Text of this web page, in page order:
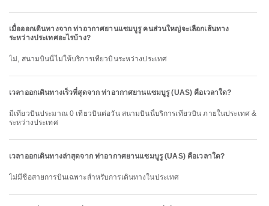
เมื่อออกเดินทางจาก ท่าอากาศยานแซมบูรู คนส่วนใหญ่จะเลือกเส้นทาง
ระหว่างประเทศอะไรบ้าง?
ไม่, สนามบินนี้ไม่ให้บริการเที่ยวบินระหว่างประเทศ
เวลาออกเดินทางเร็วที่สุดจาก ท่าอากาศยานแซมบูรู (UAS) คือเวลาใด?
มีเที่ยวบินประมาณ 0 เที่ยวบินต่อวัน สนามบินนี้บริการเที่ยวบิน ภายในประเทศ &
ระหว่างประเทศ
เวลาออกเดินทางล่าสุดจาก ท่าอากาศยานแซมบูรู (UAS) คือเวลาใด?
ไม่มีชื่อสายการบินเฉพาะสำหรับการเดินทางในประเทศ